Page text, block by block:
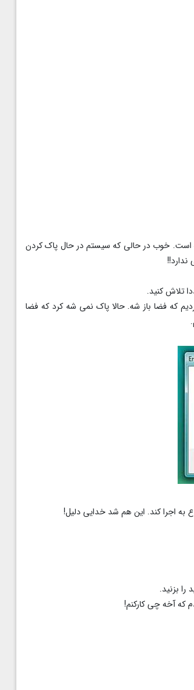
است. خوب در حالی که سیستم در حال پاک کردن
تلاش کنید.
که فضا باز شه. حالا پاک نمی شه کرد که فضا
به اجرا کند. این هم شد خدایی دلیل!
بزنید.
که آخه چی کارکنم!